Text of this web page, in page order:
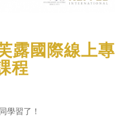
露國際線上專
程
學習了！